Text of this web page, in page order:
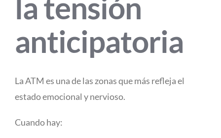
la tensión
anticipatoria
La ATM es una de las zonas que más refleja el
estado emocional y nervioso.
Cuando hay: